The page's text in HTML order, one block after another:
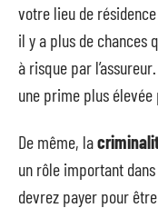
votre lieu de
il y a plus de chances
à risque par
une prime plus élevée
De même, la
un rôle important
devrez payer pour